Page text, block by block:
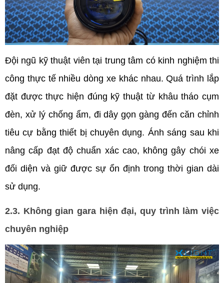
Đội ngũ kỹ thuật viên tại trung tâm có kinh nghiệm thi
công thực tế nhiều dòng xe khác nhau. Quá trình lắp
đặt được thực hiện đúng kỹ thuật từ khâu tháo cụm
đèn, xử lý chống ẩm, đi dây gọn gàng đến căn chỉnh
tiêu cự bằng thiết bị chuyên dụng. Ánh sáng sau khi
nâng cấp đạt độ chuẩn xác cao, không gây chói xe
đối diện và giữ được sự ổn định trong thời gian dài
sử dụng.
2.3. Không gian gara hiện đại, quy trình làm việc
chuyên nghiệp